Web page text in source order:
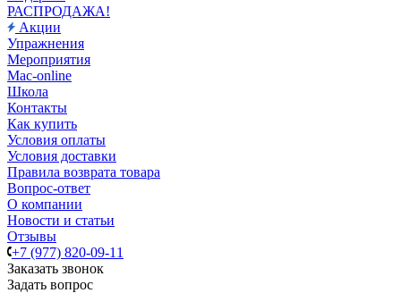
РАСПРОДАЖА!
Акции
Упражнения
Мероприятия
Mac-online
Школа
Контакты
Как купить
Условия оплаты
Условия доставки
Правила возврата товара
Вопрос-ответ
О компании
Новости и статьи
Отзывы
+7 (977) 820-09-11
Заказать звонок
Задать вопрос